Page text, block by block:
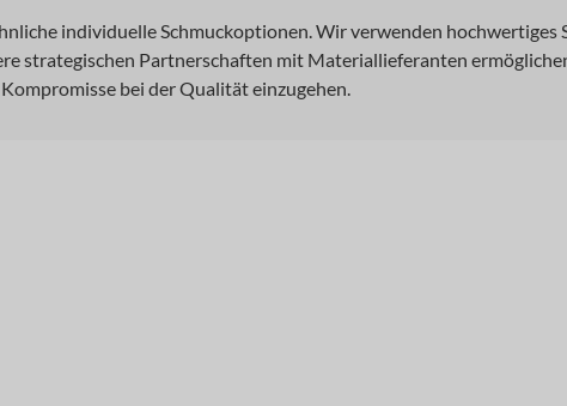
individuelle Schmuckoptionen. Wir verwenden hochwertiges
strategischen Partnerschaften mit Materiallieferanten
bei der Qualität einzugehen.